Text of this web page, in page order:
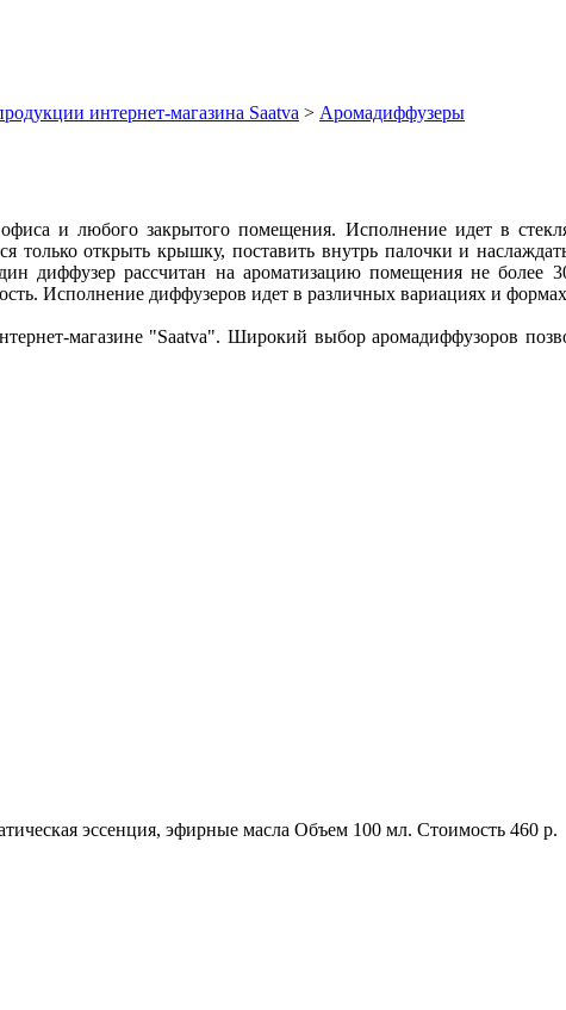
интернет-магазина Saatva > Аромадиффузеры
и любого закрытого помещения. Исполнение идет в
только открыть крышку, поставить внутрь палочки и
диффузер рассчитан на ароматизацию помещения не более
Исполнение диффузеров идет в различных вариациях и
магазине "Saatva". Широкий выбор аромадиффузоров
эссенция, эфирные масла Объем 100 мл. Стоимость 460 р.